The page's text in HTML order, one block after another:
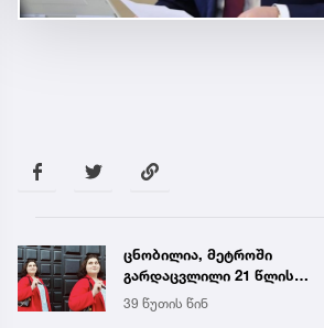
ცნობილია, მეტროში
გარდაცვლილი 21 წლის
მარიამ ტყემალაძის
ექსპერტიზის დასკვნა
39 წუთის წინ